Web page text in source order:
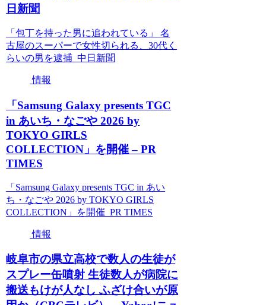
日新聞
「包丁を持った男に追われている」 名
古屋のスーパーで女性切られる、30代く
らいの男を逮捕 中日新聞
情報
「Samsung Galaxy presents TGC
in あいち・なごや 2026 by
TOKYO GIRLS
COLLECTION」を開催 – PR
TIMES
「Samsung Galaxy presents TGC in あい
ち・なごや 2026 by TOKYO GIRLS
COLLECTION」を開催 PR TIMES
情報
岐阜市の県立高校で数人の生徒が
スプレー缶噴射 生徒数人が病院に
搬送もけが人なし ふざけ合いが原